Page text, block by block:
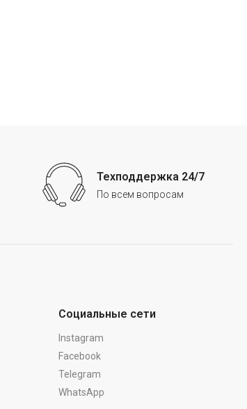
Техподдержка 24/7
По всем вопросам
Социальные сети
Instagram
Facebook
Telegram
WhatsApp